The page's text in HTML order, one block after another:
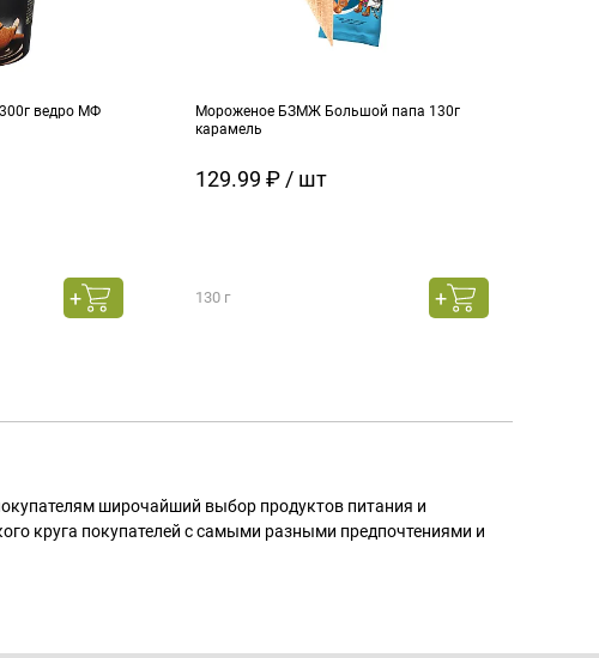
ведро МФ
Мороженое БЗМЖ Большой папа 130г
карамель
129.99 ₽ / шт
130 г
широчайший выбор продуктов питания и
круга покупателей с самыми разными предпочтениями и